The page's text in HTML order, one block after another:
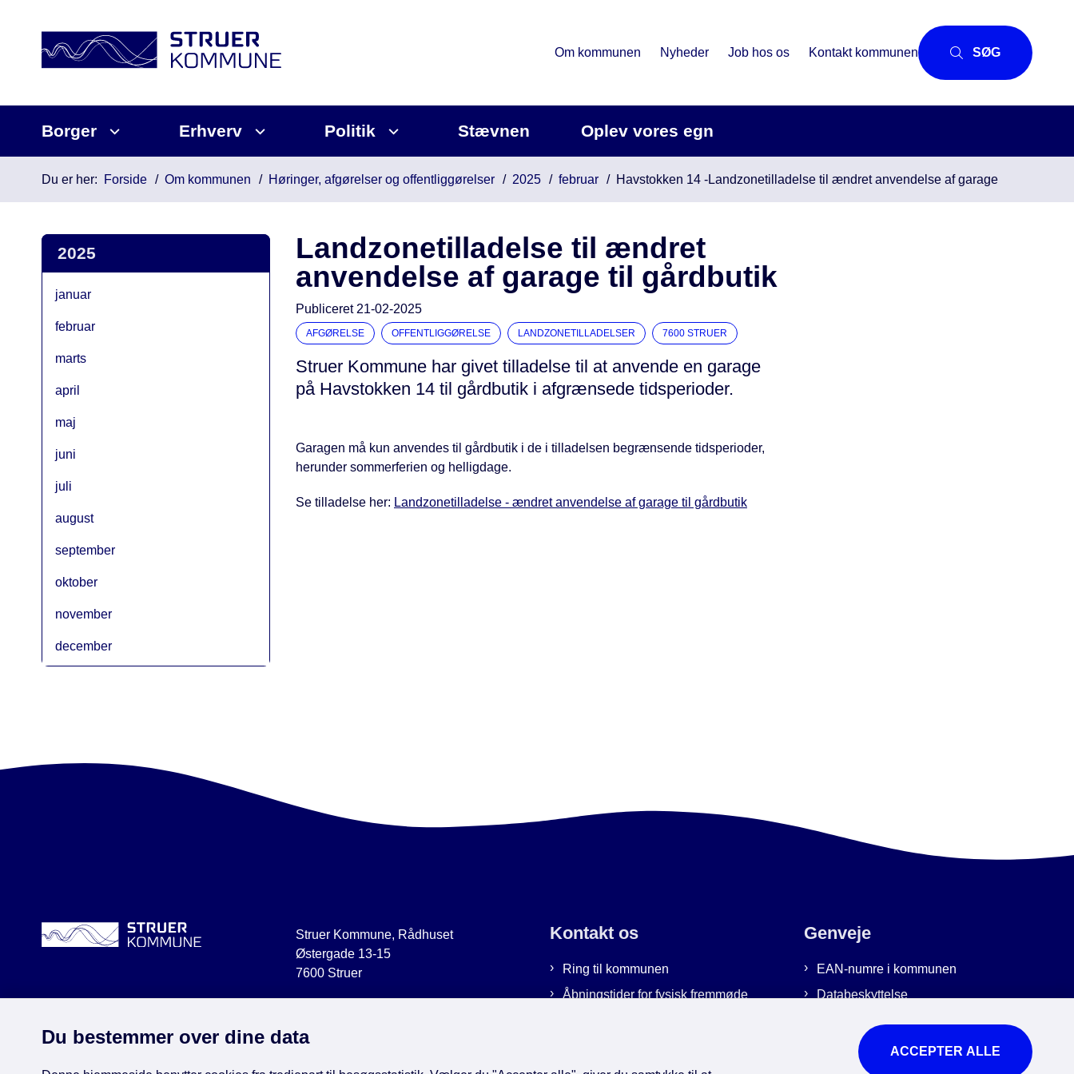
Om kommunen Nyheder Job hos os Kontakt kommunen SØG
Borger Erhverv Politik Stævnen Oplev vores egn
Du er her: Forside Om kommunen Høringer, afgørelser og offentliggørelser 2025 februar Havstokken 14 -Landzonetilladelse til ændret anvendelse af garage
2025
januar
februar
marts
april
maj
juni
juli
august
september
oktober
november
december
Landzonetilladelse til ændret
anvendelse af garage til gårdbutik
Publiceret 21-02-2025
AFGØRELSE OFFENTLIGGØRELSE LANDZONETILLADELSER 7600 STRUER
Struer Kommune har givet tilladelse til at anvende en garage
på Havstokken 14 til gårdbutik i afgrænsede tidsperioder.
Garagen må kun anvendes til gårdbutik i de i tilladelsen begrænsende tidsperioder,
herunder sommerferien og helligdage.
Se tilladelse her: Landzonetilladelse - ændret anvendelse af garage til gårdbutik
Struer Kommune, Rådhuset
Østergade 13-15
7600 Struer
Kontakt os
Ring til kommunen
Åbningstider for fysisk fremmøde
Genveje
EAN-numre i kommunen
Databeskyttelse
Tilgængelighedserklæring
Brug af kunstig intelligens
Du bestemmer over dine data
ACCEPTER ALLE